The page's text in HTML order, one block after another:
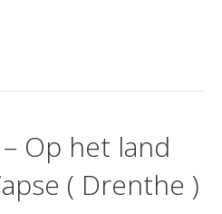
Op het land
( Drenthe )